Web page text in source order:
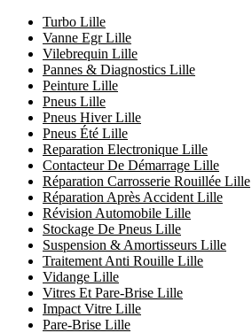
Turbo Lille
Vanne Egr Lille
Vilebrequin Lille
Pannes & Diagnostics Lille
Peinture Lille
Pneus Lille
Pneus Hiver Lille
Pneus Été Lille
Reparation Electronique Lille
Contacteur De Démarrage Lille
Réparation Carrosserie Rouillée Lille
Réparation Après Accident Lille
Révision Automobile Lille
Stockage De Pneus Lille
Suspension & Amortisseurs Lille
Traitement Anti Rouille Lille
Vidange Lille
Vitres Et Pare-Brise Lille
Impact Vitre Lille
Pare-Brise Lille